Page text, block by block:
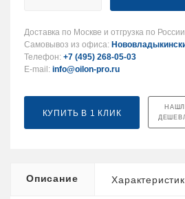
Доставка по Москве и отгрузка по
Самовывоз из офиса:
Телефон: +7 (495) 268-05-03
E-mail: info@oilon-pro.ru
КУПИТЬ В 1 КЛИК
Описание